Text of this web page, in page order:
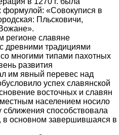
формулой: «Совокупися в
Пльсковичи,
регионе славяне
древними традициями
многими типами пахотных
развития
им явный перевес над
успех славянской
восточных и славян
населением носило
способствовала
в основном завершившаяся в